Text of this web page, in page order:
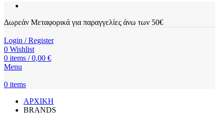
Δωρεάν Μεταφορικά για παραγγελίες άνω των 50€
Login / Register
0 Wishlist
0 items / 0,00 €
Menu
0 items
ΑΡΧΙΚΗ
BRANDS